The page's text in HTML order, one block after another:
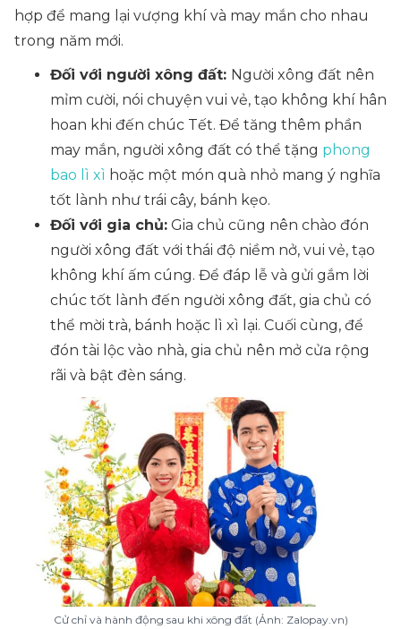
hợp để mang lại vượng khí và may mắn cho nhau
trong năm mới.
Đối với người xông đất: Người xông đất nên
mỉm cười, nói chuyện vui vẻ, tạo không khí hân
hoan khi đến chúc Tết. Để tăng thêm phần
may mắn, người xông đất có thể tặng phong
bao lì xì hoặc một món quà nhỏ mang ý nghĩa
tốt lành như trái cây, bánh kẹo.
Đối với gia chủ: Gia chủ cũng nên chào đón
người xông đất với thái độ niềm nở, vui vẻ, tạo
không khí ấm cúng. Để đáp lễ và gửi gắm lời
chúc tốt lành đến người xông đất, gia chủ có
thể mời trà, bánh hoặc lì xì lại. Cuối cùng, để
đón tài lộc vào nhà, gia chủ nên mở cửa rộng
rãi và bật đèn sáng.
Cử chỉ và hành động sau khi xông đất (Ảnh: Zalopay.vn)